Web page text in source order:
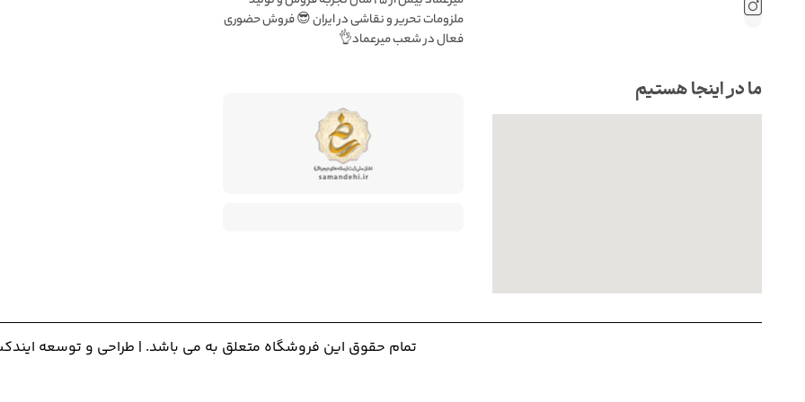
ملزومات تحریر و نقاشی در ایران 😎 فروش حضوری
فعال در شعب میرعماد👌
ما در اینجا هستیم
تمام حقوق این فروشگاه متعلق به می باشد. | طراحی و توسعه